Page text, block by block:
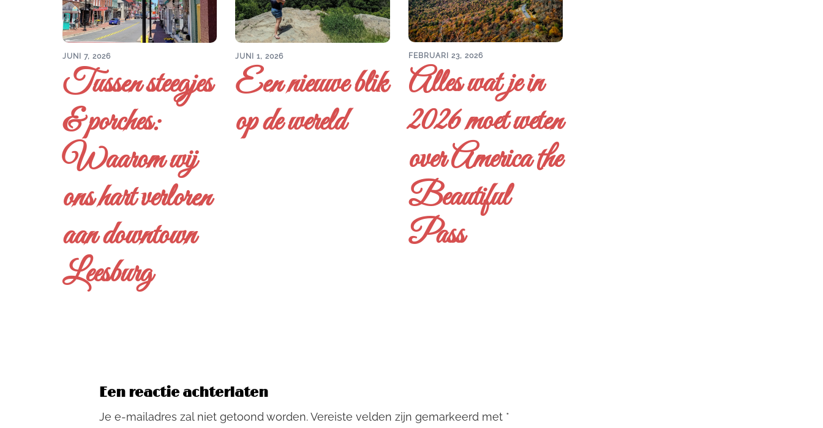
JUNI 7, 2026
Tussen steegjes
& porches:
Waarom wij
ons hart verloren
aan downtown
Leesburg
JUNI 1, 2026
Een nieuwe blik
op de wereld
FEBRUARI 23, 2026
Alles wat je in
2026 moet weten
over America the
Beautiful
Pass
Een reactie achterlaten
Je e-mailadres zal niet getoond worden.Vereiste velden zijn gemarkeerd met *